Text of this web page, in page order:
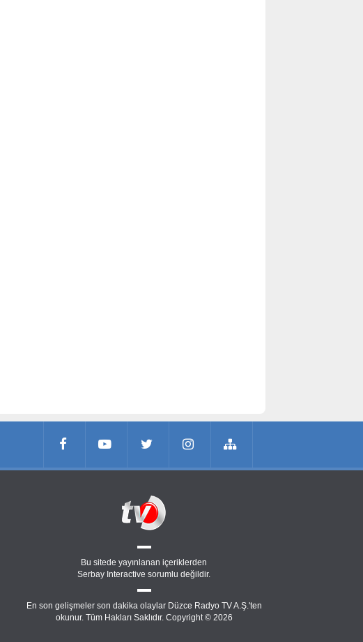
Bu sitede yayınlanan içeriklerden
Serbay Interactive sorumlu değildir.
En son gelişmeler son dakika olaylar Düzce Radyo TV A.Ş.'ten
okunur. Tüm Hakları Saklıdır. Copyright © 2026